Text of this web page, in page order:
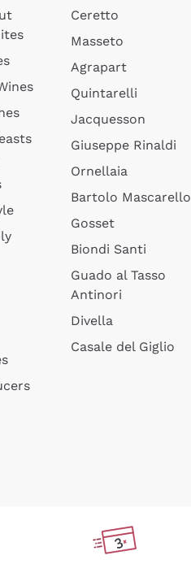
Ceretto
Masseto
Agrapart
Quintarelli
Jacquesson
Giuseppe Rinaldi
Ornellaia
Bartolo Mascarello
Gosset
Biondi Santi
Guado al Tasso
Antinori
Divella
Casale del Giglio